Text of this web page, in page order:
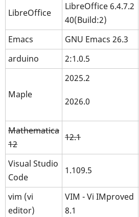
LibreOffice
LibreOffice 6.4.7.2
40(Build:2)
Emacs
GNU Emacs 26.3
arduino
2:1.0.5
Maple
2025.2
2026.0
Mathematica
12
12.1
Visual Studio
Code
1.109.5
vim (vi
editor)
VIM - Vi IMproved
8.1